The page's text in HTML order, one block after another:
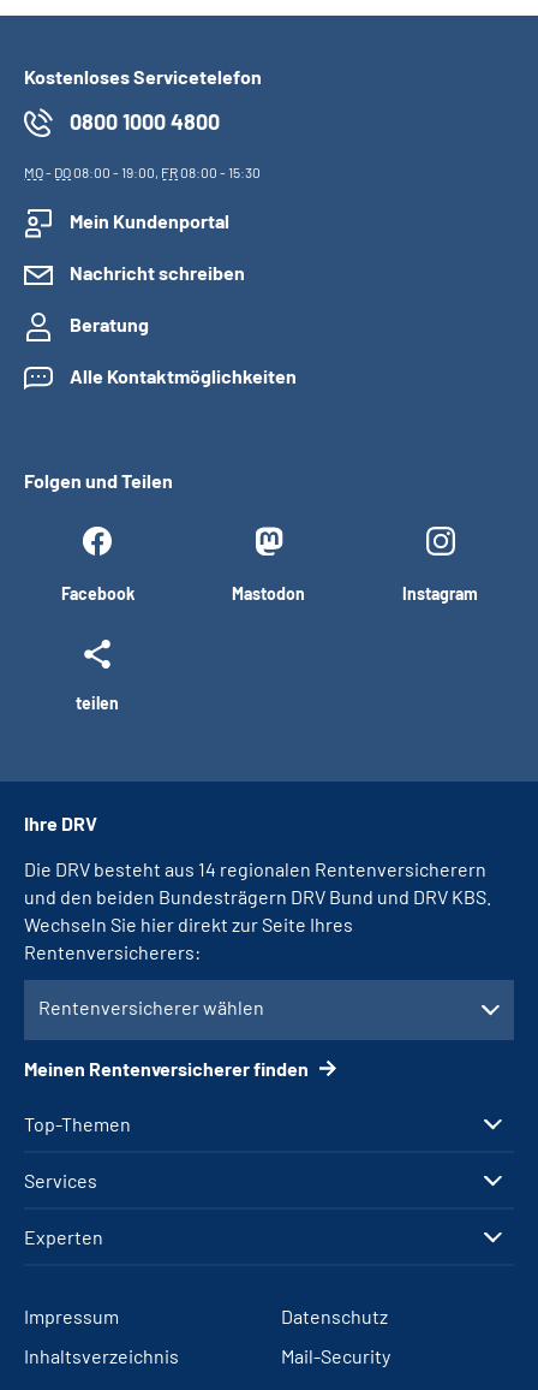
Leichte Sprache
Mein Kundenportal
Kostenloses Servicetelefon
0800 1000 4800
MO- DO08:00 - 19:00, FR08:00 - 15:30
Mein Kundenportal
Nachricht schreiben
Beratung
Alle Kontaktmöglichkeiten
Folgen und Teilen
Facebook Mastodon Instagram
teilen
Top-Themen
Services
Experten
Ihre DRV
Die DRV besteht aus 14 regionalen Rentenversicherern
und den beiden Bundesträgern DRV Bund und DRV KBS.
Wechseln Sie hier direkt zur Seite Ihres
Rentenversicherers:
Rentenversicherer wählen
Meinen Rentenversicherer finden
Impressum
Datenschutz
Inhaltsverzeichnis
Mail-Security